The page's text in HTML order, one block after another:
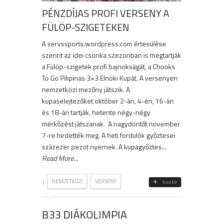
PÉNZDÍJAS PROFI VERSENY A
FÜLÖP-SZIGETEKEN
A servssports.wordpress.com értesülése
szerint az idei csonka szezonban is megtartják
a Fülöp-szigetek profi bajnokságát, a Chooks
To Go Pilipinas 3×3 Elnöki Kupát. A versenyen
nemzetközi mezőny játszik. A
kupaselejtezőket október 2-án, 4-én, 16-án
és 18-án tartják, hetente négy-négy
mérkőzést játszanak. A nagydöntőt november
7-re hirdették meg. A heti fordulók győztesei
százezer pezot nyernek. A kupagyőztes...
Read More...
| NEMZETKÖZI , VERSENY tovább
B33 DIÁKOLIMPIA